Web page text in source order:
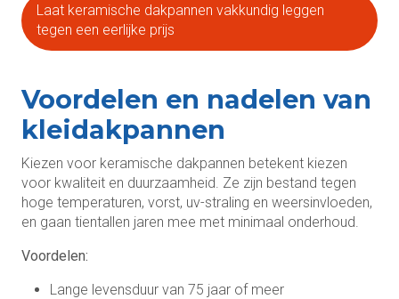
Laat keramische dakpannen vakkundig leggen
tegen een eerlijke prijs
Voordelen en nadelen van
kleidakpannen
Kiezen voor keramische dakpannen betekent kiezen
voor kwaliteit en duurzaamheid. Ze zijn bestand tegen
hoge temperaturen, vorst, uv-straling en weersinvloeden,
en gaan tientallen jaren mee met minimaal onderhoud.
Voordelen:
Lange levensduur van 75 jaar of meer